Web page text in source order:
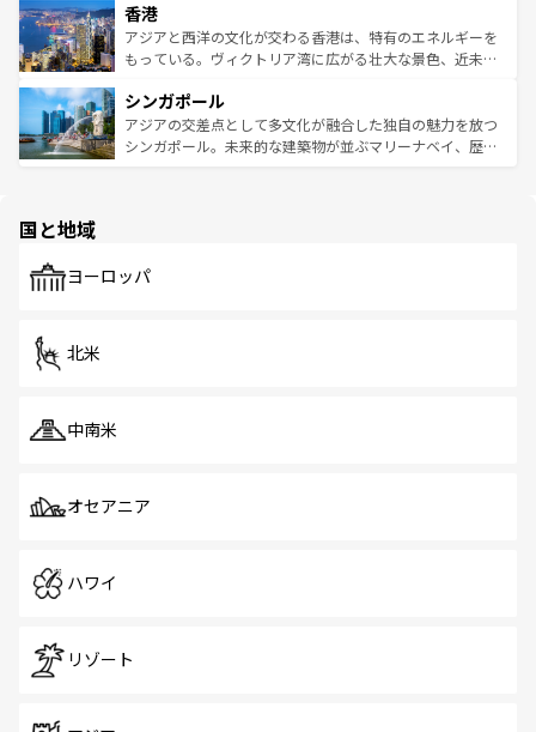
とつ。フォーやバインミー、ベトナムコーヒーなどは、ぜ
ひ現地で味わいたい。どの地域を訪れてもあたたかい人々
が旅行者を迎えてくれるので、きっと忘れられない旅にな
参照してほしい。
の活気が交差している。北部ではチェンマイなどの山岳地
帯で自然と触れ合い、南部ではプーケットやクラビの美し
いビーチでリゾート気分を楽しむことができる。タイ料理
激する。気候は一年中温暖で、どの季節にも異なる楽しみ
が待っている。親しみやすいタイの人々、仏教を中心とし
た文化、そして多様な観光資源が、訪れる旅人を魅了し続
香港
アジアと西洋の文化が交わる香港は、特有のエネルギーを
もっている。ヴィクトリア湾に広がる壮大な景色、近未来
み、どこを訪れても感動するはず。観光スポットが密集し
ており、効率よく見どころを回れるのも魅力。息をのむよ
うな絶景から文化的な体験まで、香港を存分に楽しみ尽く
シンガポール
アジアの交差点として多文化が融合した独自の魅力を放つ
シンガポール。未来的な建築物が並ぶマリーナベイ、歴史
で、ホーカーズは地元の風情を楽しめる外せないスポット
国と地域
ヨーロッパ
北米
中南米
オセアニア
ハワイ
リゾート